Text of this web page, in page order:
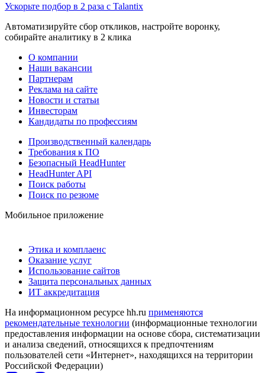
Ускорьте подбор в 2 раза с Talantix
Автоматизируйте сбор откликов, настройте воронку,
собирайте аналитику в 2 клика
О компании
Наши вакансии
Партнерам
Реклама на сайте
Новости и статьи
Инвесторам
Кандидаты по профессиям
Производственный календарь
Требования к ПО
Безопасный HeadHunter
HeadHunter API
Поиск работы
Поиск по резюме
Мобильное приложение
Этика и комплаенс
Оказание услуг
Использование сайтов
Защита персональных данных
ИТ аккредитация
На информационном ресурсе hh.ru применяются
рекомендательные технологии (информационные технологии
предоставления информации на основе сбора, систематизации
и анализа сведений, относящихся к предпочтениям
пользователей сети «Интернет», находящихся на территории
Российской Федерации)